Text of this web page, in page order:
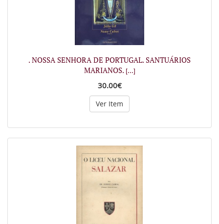
. NOSSA SENHORA DE PORTUGAL. SANTUÁRIOS
MARIANOS. [...]
30.00€
Ver Item